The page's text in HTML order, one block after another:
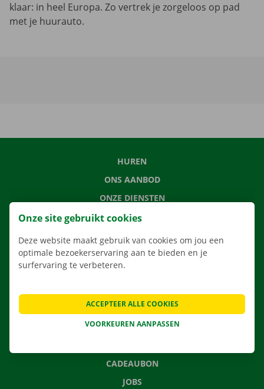
klaar: in heel Europa. Zo vertrek je zorgeloos op pad
met je huurauto.
HUREN
ONS AANBOD
ONZE DIENSTEN
LOCATIES
APP
VERHUISOPLOSSINGEN
CONTACTEER ONS
VEELGESTELDE VRAGEN
CADEAUBON
JOBS
Onze site gebruikt cookies
Deze website maakt gebruik van cookies om jou een
optimale bezoekerservaring aan te bieden en je
surfervaring te verbeteren.
VOORKEUREN AANPASSEN
ACCEPTEER ALLE COOKIES